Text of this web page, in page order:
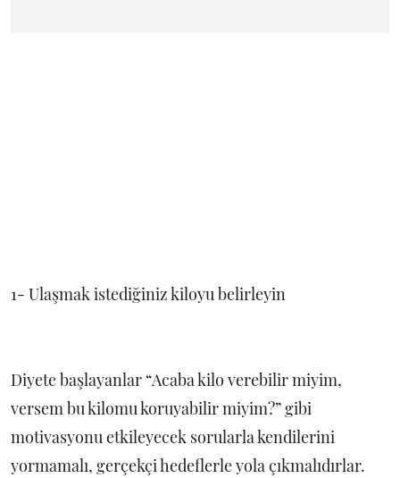
1- Ulaşmak istediğiniz kiloyu belirleyin
Diyete başlayanlar “Acaba kilo verebilir miyim,
versem bu kilomu koruyabilir miyim?” gibi
motivasyonu etkileyecek sorularla kendilerini
yormamalı, gerçekçi hedeflerle yola çıkmalıdırlar.